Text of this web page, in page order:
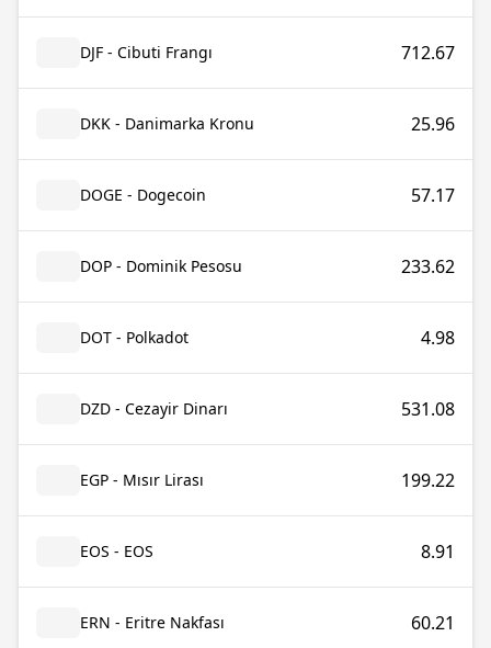
DJF - Cibuti Frangı 712.67
DKK - Danimarka Kronu 25.96
DOGE - Dogecoin 57.17
DOP - Dominik Pesosu 233.62
DOT - Polkadot 4.98
DZD - Cezayir Dinarı 531.08
EGP - Mısır Lirası 199.22
EOS - EOS 8.91
ERN - Eritre Nakfası 60.21